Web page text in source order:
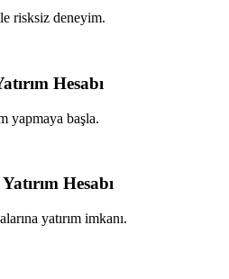
risksiz deneyim.
Hesabı
yapmaya başla.
Hesabı
yatırım imkanı.